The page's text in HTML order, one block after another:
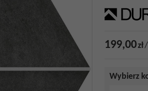
199,00zł/
Wybierz